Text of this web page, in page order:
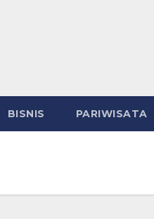
BISNIS PARIWISATA